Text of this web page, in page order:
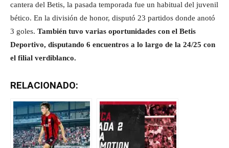
cantera del Betis, la pasada temporada fue un habitual del juvenil
bético. En la división de honor, disputó 23 partidos donde anotó
3 goles. También tuvo varias oportunidades con el Betis
Deportivo, disputando 6 encuentros a lo largo de la 24/25 con
el filial verdiblanco.
RELACIONADO: